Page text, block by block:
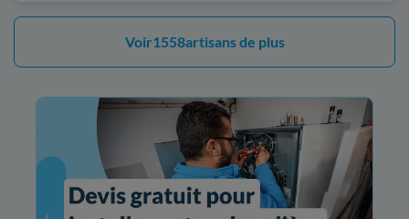
Voir1558artisans de plus